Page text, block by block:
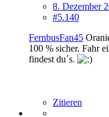
8. Dezember
#5.140
FernbusFan45
100 % sicher. Fahr
findest du´s.
Zitieren